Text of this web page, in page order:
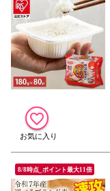
8/8時点_ポイント最大11倍